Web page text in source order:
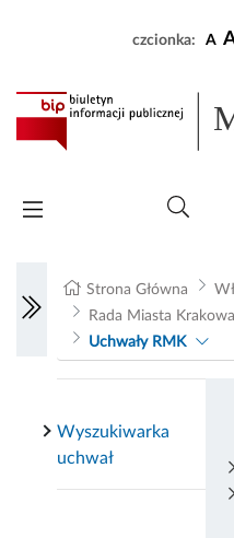
czcionka: A
Strona Główna
Rada Miasta
Uchwały RMK
Wyszukiwarka
uchwał